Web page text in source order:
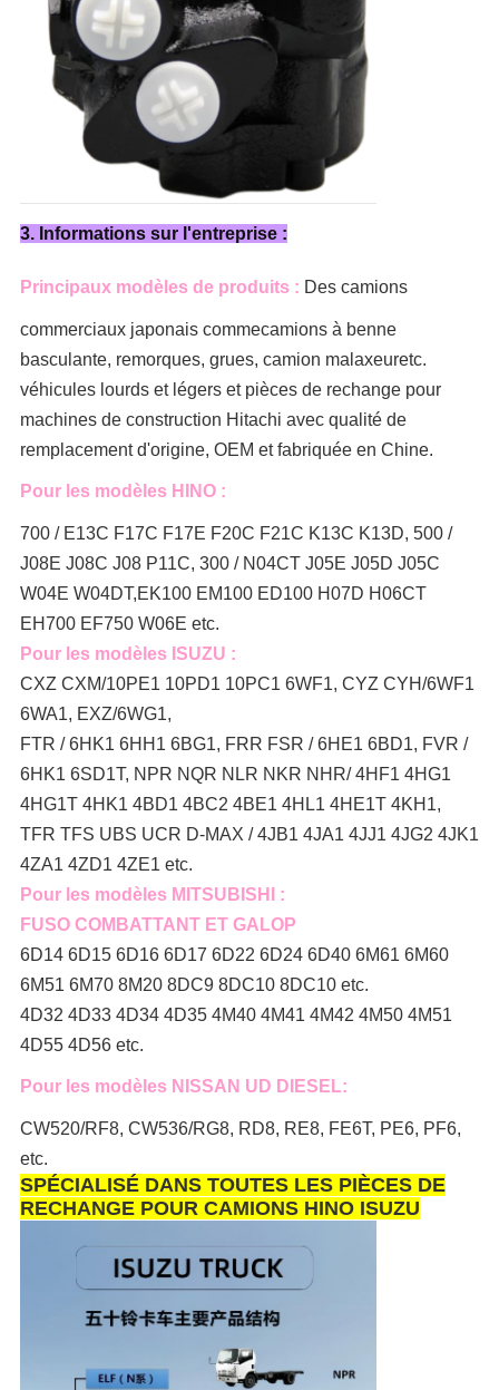
3. Informations sur l'entreprise :
Principaux modèles de produits : Des camions
commerciaux japonais commecamions à benne
basculante, remorques, grues, camion malaxeuretc.
véhicules lourds et légers et pièces de rechange pour
machines de construction Hitachi avec qualité de
remplacement d'origine, OEM et fabriquée en Chine.
Pour les modèles HINO :
700 / E13C F17C F17E F20C F21C K13C K13D, 500 /
J08E J08C J08 P11C, 300 / N04CT J05E J05D J05C
W04E W04DT,EK100 EM100 ED100 H07D H06CT
EH700 EF750 W06E etc.
Pour les modèles ISUZU :
CXZ CXM/10PE1 10PD1 10PC1 6WF1, CYZ CYH/6WF1
6WA1, EXZ/6WG1,
FTR / 6HK1 6HH1 6BG1, FRR FSR / 6HE1 6BD1, FVR /
6HK1 6SD1T, NPR NQR NLR NKR NHR/ 4HF1 4HG1
4HG1T 4HK1 4BD1 4BC2 4BE1 4HL1 4HE1T 4KH1,
TFR TFS UBS UCR D-MAX / 4JB1 4JA1 4JJ1 4JG2 4JK1
4ZA1 4ZD1 4ZE1 etc.
Pour les modèles MITSUBISHI :
FUSO COMBATTANT ET GALOP
6D14 6D15 6D16 6D17 6D22 6D24 6D40 6M61 6M60
6M51 6M70 8M20 8DC9 8DC10 8DC10 etc.
4D32 4D33 4D34 4D35 4M40 4M41 4M42 4M50 4M51
4D55 4D56 etc.
Pour les modèles NISSAN UD DIESEL:
CW520/RF8, CW536/RG8, RD8, RE8, FE6T, PE6, PF6,
etc.
SPÉCIALISÉ DANS TOUTES LES PIÈCES DE
RECHANGE POUR CAMIONS HINO ISUZU